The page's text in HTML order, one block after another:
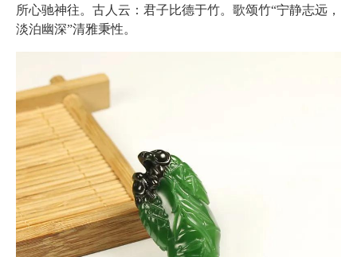
所心驰神往。古人云：君子比德于竹。歌颂竹“宁静志远，
淡泊幽深”清雅秉性。